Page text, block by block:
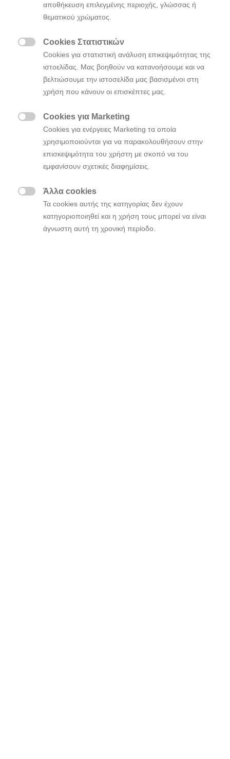
αποθήκευση επιλεγμένης περιοχής, γλώσσας ή
θεματικού χρώματος.
Cookies Στατιστικών
Cookies για στατιστική ανάλυση επικεψιμότητας της
ιστοελίδας. Μας βοηθούν να κατανοήσουμε και να
βελτιώσουμε την ιστοσελίδα μας βασισμένοι στη
χρήση που κάνουν οι επισκέπτες μας.
Cookies για Marketing
Cookies για ενέργειες Marketing τα οποία
χρησιμοποιούνται για να παρακολουθήσουν στην
επισκεψιμότητα του χρήστη με σκοπό να του
εμφανίσουν σχετικές διαφημίσεις.
Άλλα cookies
Τα cookies αυτής της κατηγορίας δεν έχουν
κατηγοριοποιηθεί και η χρήση τους μπορεί να είναι
άγνωστη αυτή τη χρονική περίοδο.